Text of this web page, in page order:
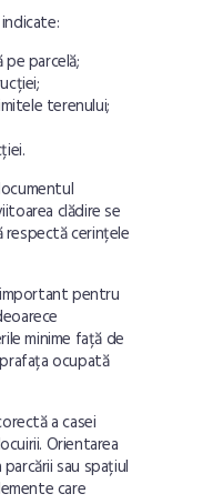
parcelă;
terenului;
clădire se
respectă cerințele
pentru
minime față de
ocupată
a casei
Orientarea
sau spațiul
care